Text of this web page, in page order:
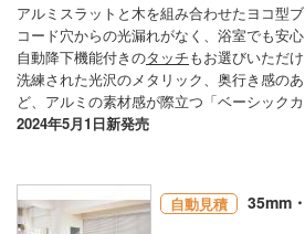
アルミスラットと木を組み合わせたヨコ型
コード穴からの光漏れがなく、浴室でも安心
自動降下機能付きのタッチもお選びいただけ
洗練された光沢のメタリック、奥行き感の
ど、アルミの素材感が際立つ「ベーシックカ
2024年5月1日新発売
自動見積 35mm